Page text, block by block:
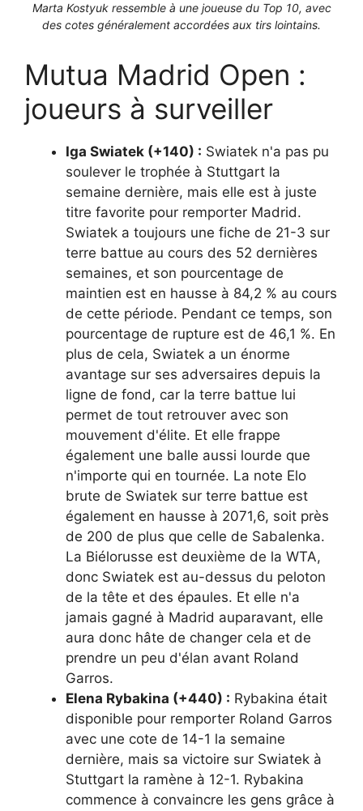
Marta Kostyuk ressemble à une joueuse du Top 10, avec
des cotes généralement accordées aux tirs lointains.
Mutua Madrid Open :
joueurs à surveiller
Iga Swiatek (+140) : Swiatek n'a pas pu
soulever le trophée à Stuttgart la
semaine dernière, mais elle est à juste
titre favorite pour remporter Madrid.
Swiatek a toujours une fiche de 21-3 sur
terre battue au cours des 52 dernières
semaines, et son pourcentage de
maintien est en hausse à 84,2 % au cours
de cette période. Pendant ce temps, son
pourcentage de rupture est de 46,1 %. En
plus de cela, Swiatek a un énorme
avantage sur ses adversaires depuis la
ligne de fond, car la terre battue lui
permet de tout retrouver avec son
mouvement d'élite. Et elle frappe
également une balle aussi lourde que
n'importe qui en tournée. La note Elo
brute de Swiatek sur terre battue est
également en hausse à 2071,6, soit près
de 200 de plus que celle de Sabalenka.
La Biélorusse est deuxième de la WTA,
donc Swiatek est au-dessus du peloton
de la tête et des épaules. Et elle n'a
jamais gagné à Madrid auparavant, elle
aura donc hâte de changer cela et de
prendre un peu d'élan avant Roland
Garros.
Elena Rybakina (+440) : Rybakina était
disponible pour remporter Roland Garros
avec une cote de 14-1 la semaine
dernière, mais sa victoire sur Swiatek à
Stuttgart la ramène à 12-1. Rybakina
commence à convaincre les gens grâce à